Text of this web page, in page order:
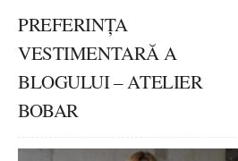
PREFERINȚA
VESTIMENTARĂ A
BLOGULUI – ATELIER
BOBAR